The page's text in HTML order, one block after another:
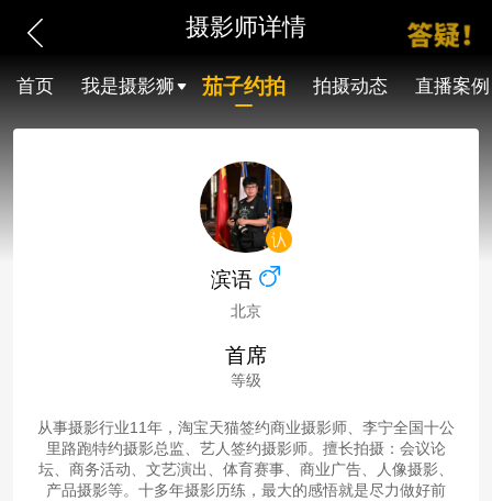
摄影师详情
首页 我是摄影狮 茄子约拍 拍摄动态 直播案例
滨语
北京
首席
等级
从事摄影行业11年，淘宝天猫签约商业摄影师、李宁全国十公
里路跑特约摄影总监、艺人签约摄影师。擅长拍摄：会议论
坛、商务活动、文艺演出、体育赛事、商业广告、人像摄影、
产品摄影等。十多年摄影历练，最大的感悟就是尽力做好前